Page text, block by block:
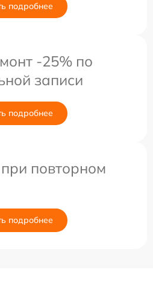
подробнее
-25% по
записи
подробнее
повторном
подробнее